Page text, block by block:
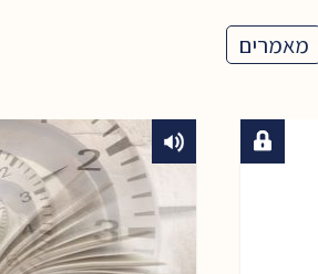
מאמרים